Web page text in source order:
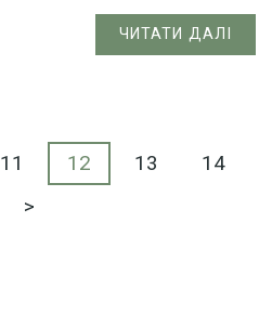
ЧИТАТИ ДАЛІ
Сторінку
11 Сторінку
12 Сторінку
13
14
>